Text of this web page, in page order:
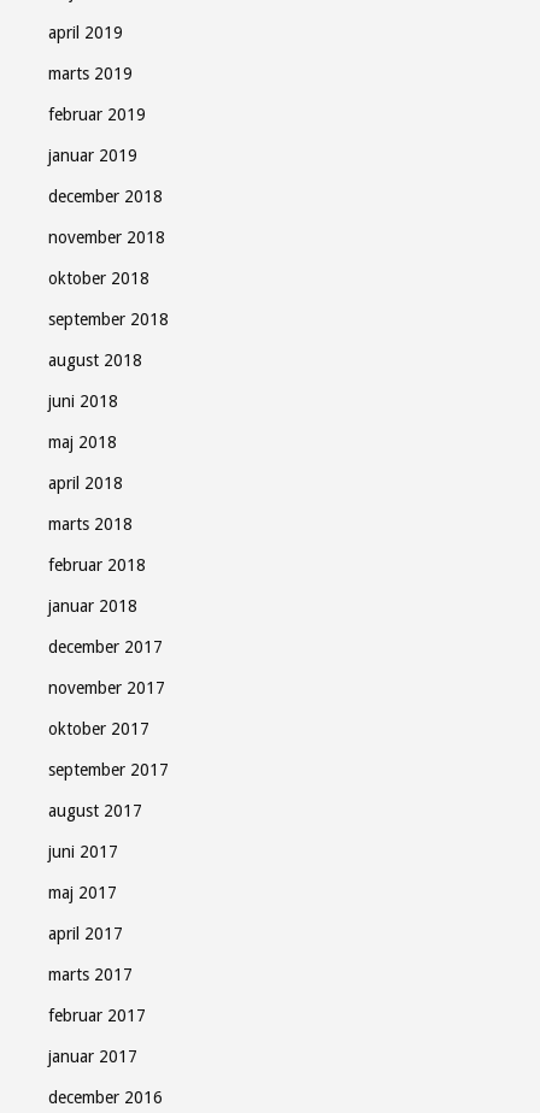
april 2019
marts 2019
februar 2019
januar 2019
december 2018
november 2018
oktober 2018
september 2018
august 2018
juni 2018
maj 2018
april 2018
marts 2018
februar 2018
januar 2018
december 2017
november 2017
oktober 2017
september 2017
august 2017
juni 2017
maj 2017
april 2017
marts 2017
februar 2017
januar 2017
december 2016